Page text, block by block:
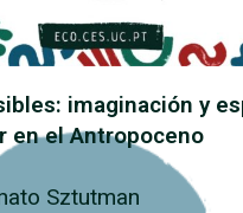
imaginación y
en el Antropoceno
Sztutman